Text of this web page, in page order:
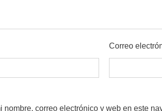
Correo
nombre, correo electrónico y web en este